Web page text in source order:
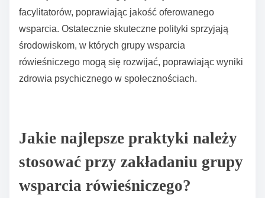
wpływać na gotowość do dzielenia się osobistymi
doświadczeniami. Normy społeczne dotyczące
zaangażowania społeczności i rodziny również
kształtują poziom uczestnictwa, ponieważ niektóre
kultury priorytetowo traktują wspólne wsparcie nad
Jak lokalne polityki zdrowia psychicznego kształtują
struktury grup wsparcia rówieśniczego?
Lokalne polityki zdrowia psychicznego znacząco